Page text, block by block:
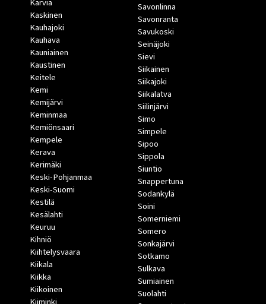
Karvia
Kaskinen
Kauhajoki
Kauhava
Kauniainen
Kaustinen
Keitele
Kemi
Kemijärvi
Keminmaa
Kemiönsaari
Kempele
Kerava
Kerimäki
Keski-Pohjanmaa
Keski-Suomi
Kestilä
Kesälahti
Keuruu
Kihniö
Kiihtelysvaara
Kiikala
Kiikka
Kiikoinen
Savonlinna
Savonranta
Savukoski
Seinäjoki
Sievi
Siikainen
Siikajoki
Siikalatva
Siilinjärvi
Simo
Simpele
Sipoo
Sippola
Siuntio
Snappertuna
Sodankylä
Soini
Somerniemi
Somero
Sonkajärvi
Sotkamo
Sulkava
Sumiainen
Suolahti